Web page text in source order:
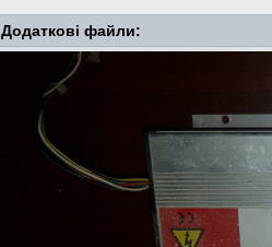
Додаткові файли: